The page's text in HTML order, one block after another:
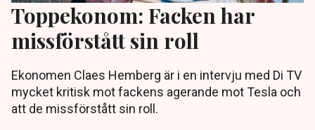
Toppekonom: Facken har
missförstått sin roll
Ekonomen Claes Hemberg är i en intervju med Di TV
mycket kritisk mot fackens agerande mot Tesla och
att de missförstått sin roll.